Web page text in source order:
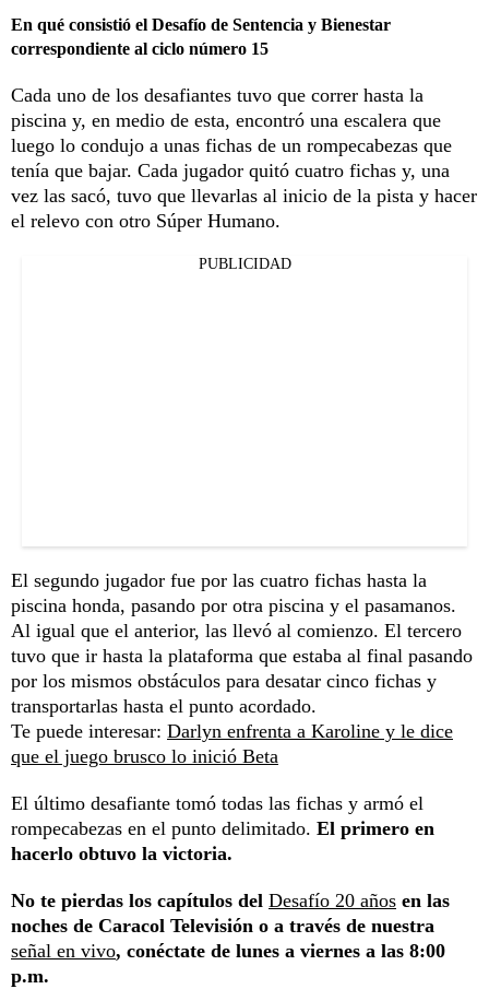
En qué consistió el Desafío de Sentencia y Bienestar
correspondiente al ciclo número 15
Cada uno de los desafiantes tuvo que correr hasta la
piscina y, en medio de esta, encontró una escalera que
luego lo condujo a unas fichas de un rompecabezas que
tenía que bajar. Cada jugador quitó cuatro fichas y, una
vez las sacó, tuvo que llevarlas al inicio de la pista y hacer
el relevo con otro Súper Humano.
PUBLICIDAD
El segundo jugador fue por las cuatro fichas hasta la
piscina honda, pasando por otra piscina y el pasamanos.
Al igual que el anterior, las llevó al comienzo. El tercero
tuvo que ir hasta la plataforma que estaba al final pasando
por los mismos obstáculos para desatar cinco fichas y
transportarlas hasta el punto acordado.
Te puede interesar: Darlyn enfrenta a Karoline y le dice
que el juego brusco lo inició Beta
El último desafiante tomó todas las fichas y armó el
rompecabezas en el punto delimitado. El primero en
hacerlo obtuvo la victoria.
No te pierdas los capítulos del Desafío 20 años en las
noches de Caracol Televisión o a través de nuestra
señal en vivo, conéctate de lunes a viernes a las 8:00
p.m.